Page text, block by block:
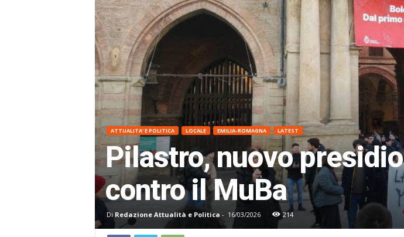
ATTUALITA' E POLITICA LOCALE EMILIA-ROMAGNA LATEST
Pilastro, nuovo
contro il MuBa
Di Redazione Attualità e Politica - 16/03/2026 214